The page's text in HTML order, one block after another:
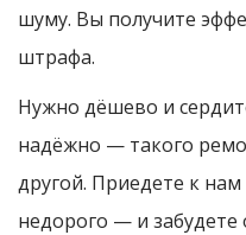
шуму. Вы получите
штрафа.
Нужно дёшево и
надёжно — такого
другой. Приедете к
недорого — и